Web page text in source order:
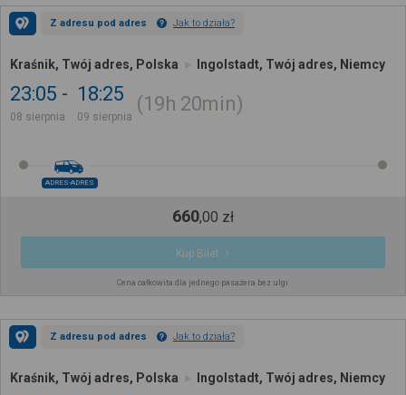
Z adresu pod adres Jak to działa?
Kraśnik, Twój adres, Polska Ingolstadt, Twój adres, Niemcy
23:05
08 sierpnia
18:25
09 sierpnia
19h 20min
ADRES-ADRES
660,00 zł
Kup Bilet
Cena całkowita dla jednego pasażera bez ulgi
Z adresu pod adres Jak to działa?
Kraśnik, Twój adres, Polska Ingolstadt, Twój adres, Niemcy